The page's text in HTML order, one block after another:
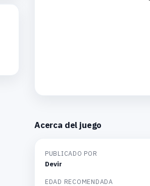
Acerca del juego
PUBLICADO POR
Devir
EDAD RECOMENDADA